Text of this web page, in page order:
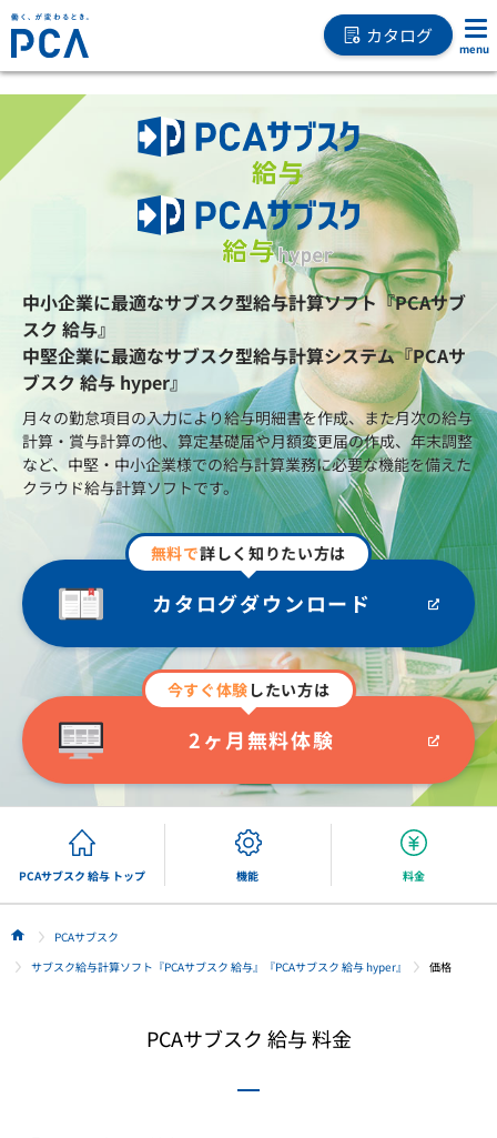
カタログ
中小企業に最適なサブスク型給与計算ソフト『PCAサブ
スク 給与』
中堅企業に最適なサブスク型給与計算システム『PCAサ
ブスク 給与 hyper』
月々の勤怠項目の入力により給与明細書を作成、また月次の給与
計算・賞与計算の他、算定基礎届や月額変更届の作成、年末調整
など、中堅・中小企業様での給与計算業務に必要な機能を備えた
クラウド給与計算ソフトです。
無料で詳しく知りたい方は
カタログダウンロード
今すぐ体験 したい方は
2ヶ月無料体験
PCAサブスク 給与 トップ 機能 料金
HOME PCAサブスク
サブスク給与計算ソフト『PCAサブスク 給与』『PCAサブスク 給与 hyper』
価格
PCAサブスク 給与 料金